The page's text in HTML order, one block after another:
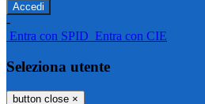
-
Entra con SPID Entra con CIE
Seleziona utente
button close ×